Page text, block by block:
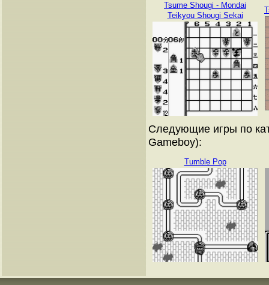
Tsume Shougi - Mondai
Teikyou Shougi Sekai
Следующие игры по
Gameboy):
Tumble Pop